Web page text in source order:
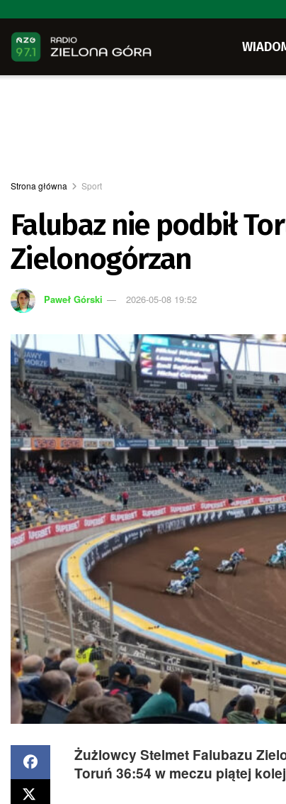
Strona główna Sport
Falubaz nie podbił
Zielonogórzan
Paweł Górski 2026-05-08 19:52
Żużlowcy Stelmet Falubazu
Toruń 36:54 w meczu piątej